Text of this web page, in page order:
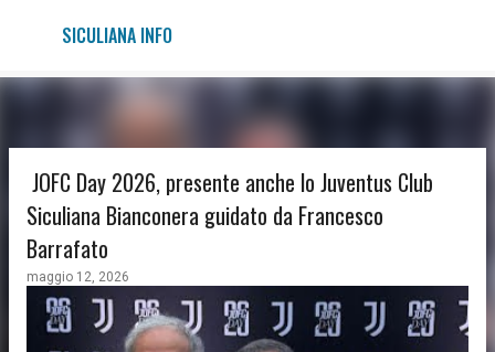
Passa ai contenuti principali
SICULIANA INFO
JOFC Day 2026, presente anche lo Juventus Club
Siculiana Bianconera guidato da Francesco
Barrafato
maggio 12, 2026